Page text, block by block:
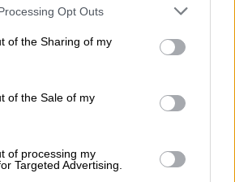
website/app uses one or more Google
or usage behaviour. You may click to
to Google and its third-party tags to
specified purposes in below Google
Opt Outs
of the Sharing of my
of the Sale of my
of processing my
Targeted Advertising.
με τους νόμους
της Ofcom δήλωσε στα
«Η αντιμετώπιση της
βλάβης και η
για την Ofcom.
σοβαρές ανησυχίες που